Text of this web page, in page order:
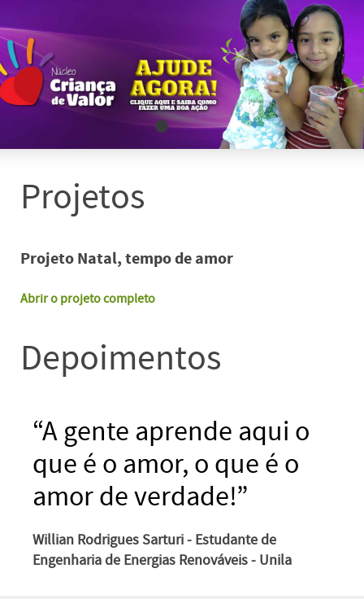
Projetos
Projeto Natal, tempo de amor
Abrir o projeto completo
Depoimentos
“A gente aprende aqui o
que é o amor, o que é o
amor de verdade!”
Willian Rodrigues Sarturi - Estudante de
Engenharia de Energias Renováveis - Unila